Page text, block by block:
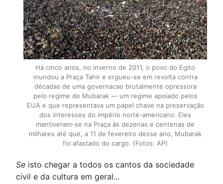
Há cinco anos, no inverno de 2011, o povo do Egito
inundou a Praça Tahir e ergueu-se em revolta contra
décadas de uma governacao brutalmente opressora
pelo regime de Mubarak — um regime apoiado pelos
EUA e que representava um papel chave na preservação
dos interesses do império norte-americano. Eles
mantiveram-se na Praça às dezenas e centenas de
milhares até que, a 11 de fevereiro desse ano, Mubarak
foi afastado do cargo. (Fotos: AP)
Se isto chegar a todos os cantos da sociedade
civil e da cultura em geral...